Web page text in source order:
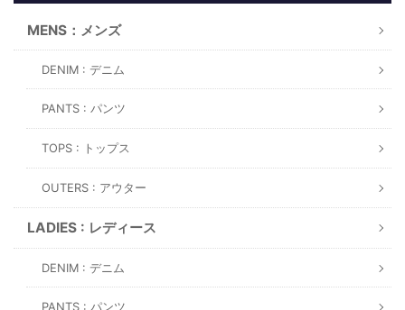
MENS：メンズ
DENIM : デニム
PANTS : パンツ
TOPS : トップス
OUTERS : アウター
LADIES : レディース
DENIM : デニム
PANTS : パンツ